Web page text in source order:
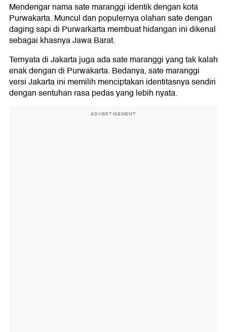
Mendengar nama sate maranggi identik dengan kota
Purwakarta. Muncul dan populernya olahan sate dengan
daging sapi di Purwarkarta membuat hidangan ini dikenal
sebagai khasnya Jawa Barat.
Ternyata di Jakarta juga ada sate maranggi yang tak kalah
enak dengan di Purwakarta. Bedanya, sate maranggi
versi Jakarta ini memilih menciptakan identitasnya sendiri
dengan sentuhan rasa pedas yang lebih nyata.
ADVERTISEMENT